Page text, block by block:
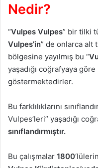
Nedir?
“Vulpes Vulpes” bir tilki
Vulpes’in” de onlarca alt
bölgesine yayılmış bu “
yaşadığı coğrafyaya
göstermektedirler.
Bu farklılıklarını
Vulpes’leri” yaşadığı
sınıflandırmıştır.
Bu çalışmalar 1800